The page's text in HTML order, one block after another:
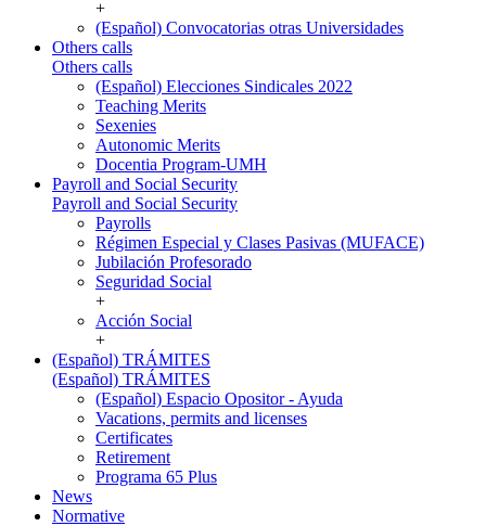
+
(Español) Convocatorias otras Universidades
Others calls
Others calls
(Español) Elecciones Sindicales 2022
Teaching Merits
Sexenies
Autonomic Merits
Docentia Program-UMH
Payroll and Social Security
Payroll and Social Security
Payrolls
Régimen Especial y Clases Pasivas (MUFACE)
Jubilación Profesorado
Seguridad Social
+
Acción Social
+
(Español) TRÁMITES
(Español) TRÁMITES
(Español) Espacio Opositor - Ayuda
Vacations, permits and licenses
Certificates
Retirement
Programa 65 Plus
News
Normative